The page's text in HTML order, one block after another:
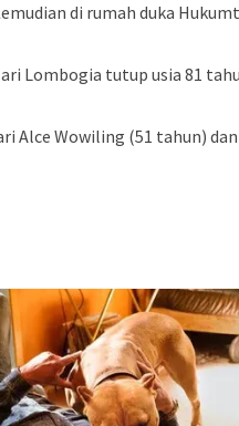
di rumah duka
Lombogia tutup usia 81
Alce Wowiling (51 tahun)